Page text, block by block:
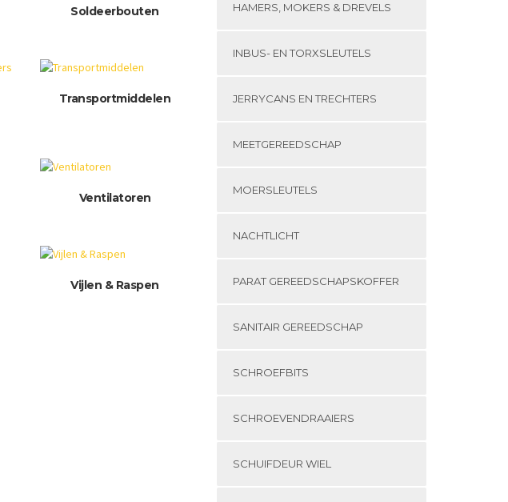
Soldeerbouten
Transportmiddelen
Ventilatoren
Vijlen & Raspen
HAMERS, MOKERS & DREVELS
INBUS- EN TORXSLEUTELS
JERRYCANS EN TRECHTERS
MEETGEREEDSCHAP
MOERSLEUTELS
NACHTLICHT
PARAT GEREEDSCHAPSKOFFER
SANITAIR GEREEDSCHAP
SCHROEFBITS
SCHROEVENDRAAIERS
SCHUIFDEUR WIEL